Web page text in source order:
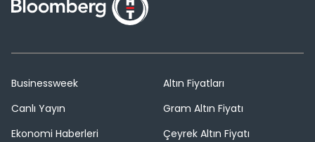
Businessweek
Canlı Yayın
Ekonomi Haberleri
Altın Fiyatları
Gram Altın Fiyatı
Çeyrek Altın Fiyatı